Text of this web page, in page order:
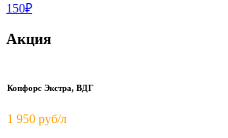
150₽
Акция
Копфорс Экстра, ВДГ
1 950 руб/л